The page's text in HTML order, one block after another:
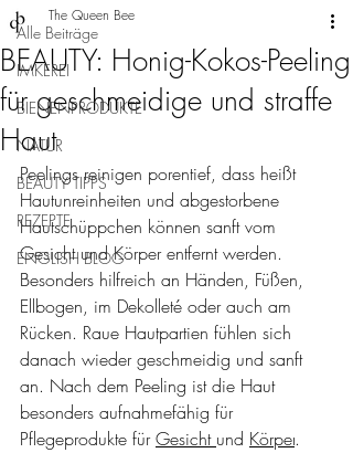
Alle Beiträge
IMKEREI
BIENENPRODUKTE
NATUR
BEAUTY TIPPS
REZEPTE
ENGLISH BLOG
BEAUTY: Honig-Kokos-Peeling
für geschmeidige und straffe
Haut
The Queen Bee
Peelings reinigen porentief, dass heißt
Hautunreinheiten und abgestorbene
Hautschüppchen können sanft vom
Gesicht und Körper entfernt werden.
Besonders hilfreich an Händen, Füßen,
Ellbogen, im Dekolleté oder auch am
Rücken. Raue Hautpartien fühlen sich
danach wieder geschmeidig und sanft
an. Nach dem Peeling ist die Haut
besonders aufnahmefähig für
Pflegeprodukte für Gesicht und Körper.